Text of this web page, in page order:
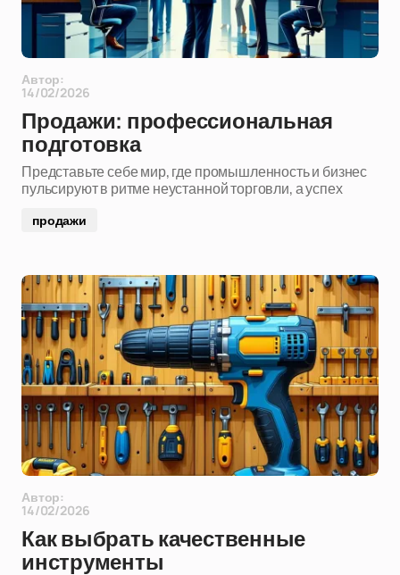
Автор:
14/02/2026
Продажи: профессиональная
подготовка
Представьте себе мир, где промышленность и бизнес
пульсируют в ритме неустанной торговли, а успех
продажи
Автор:
14/02/2026
Как выбрать качественные
инструменты